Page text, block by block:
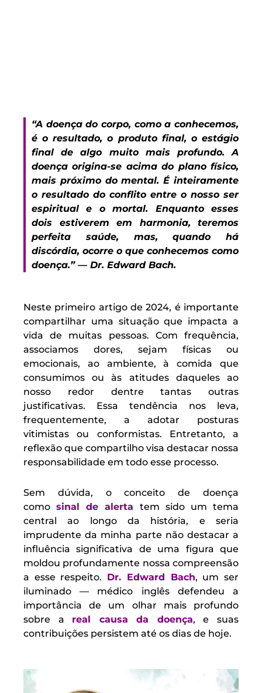
“A doença do corpo, como a conhecemos,
é o resultado, o produto final, o estágio
final de algo muito mais profundo. A
doença origina-se acima do plano físico,
mais próximo do mental. É inteiramente
o resultado do conflito entre o nosso ser
espiritual e o mortal. Enquanto esses
dois estiverem em harmonia, teremos
perfeita saúde, mas, quando há
discórdia, ocorre o que conhecemos como
doença.” — Dr. Edward Bach.
Neste primeiro artigo de 2024, é importante
compartilhar uma situação que impacta a
vida de muitas pessoas. Com frequência,
associamos dores, sejam físicas ou
emocionais, ao ambiente, à comida que
consumimos ou às atitudes daqueles ao
nosso redor dentre tantas outras
justificativas. Essa tendência nos leva,
frequentemente, a adotar posturas
vitimistas ou conformistas. Entretanto, a
reflexão que compartilho visa destacar nossa
responsabilidade em todo esse processo.
Sem dúvida, o conceito de doença
comosinal de alerta
tem sido um tema
central ao longo da história, e seria
imprudente da minha parte não destacar a
influência significativa de uma figura que
moldou profundamente nossa compreensão
a esse respeito. Dr. Edward Bach, um ser
iluminado — médico inglês defendeu a
importância de um olhar mais profundo
sobre a real causa da doença, e suas
contribuições persistem até os dias de hoje.